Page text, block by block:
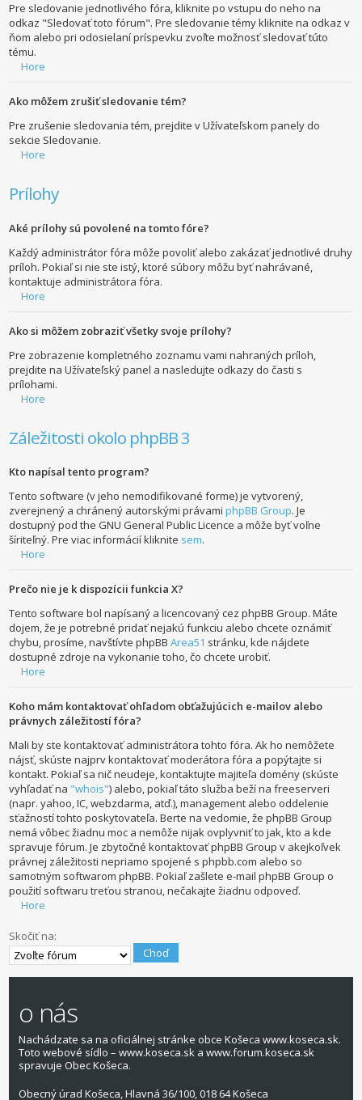
Pre sledovanie jednotlivého fóra, kliknite po vstupu do neho na
odkaz "Sledovať toto fórum". Pre sledovanie témy kliknite na odkaz v
ňom alebo pri odosielaní príspevku zvoľte možnosť sledovať túto
tému.
Hore
Ako môžem zrušiť sledovanie tém?
Pre zrušenie sledovania tém, prejdite v Užívateľskom panely do
sekcie Sledovanie.
Hore
Prílohy
Aké prílohy sú povolené na tomto fóre?
Každý administrátor fóra môže povoliť alebo zakázať jednotlivé druhy
príloh. Pokiaľ si nie ste istý, ktoré súbory môžu byť nahrávané,
kontaktuje administrátora fóra.
Hore
Ako si môžem zobraziť všetky svoje prílohy?
Pre zobrazenie kompletného zoznamu vami nahraných príloh,
prejdite na Užívateľský panel a nasledujte odkazy do časti s
prílohami.
Hore
Záležitosti okolo phpBB 3
Kto napísal tento program?
Tento software (v jeho nemodifikované forme) je vytvorený,
zverejnený a chránený autorskými právamiphpBB Group. Je
dostupný pod the GNU General Public Licence a môže byť voľne
šíriteľný. Pre viac informácií kliknite sem.
Hore
Prečo nie je k dispozícii funkcia X?
Tento software bol napísaný a licencovaný cez phpBB Group. Máte
dojem, že je potrebné pridať nejakú funkciu alebo chcete oznámiť
chybu, prosíme, navštívte phpBBArea51 stránku, kde nájdete
dostupné zdroje na vykonanie toho, čo chcete urobiť.
Hore
Koho mám kontaktovať ohľadom obťažujúcich e-mailov alebo
právnych záležitostí fóra?
Mali by ste kontaktovať administrátora tohto fóra. Ak ho nemôžete
nájsť, skúste najprv kontaktovať moderátora fóra a popýtajte si
kontakt. Pokiaľ sa nič neudeje, kontaktujte majiteľa domény (skúste
vyhľadať na "whois") alebo, pokiaľ táto služba beží na freeserveri
(napr. yahoo, IC, webzdarma, atď.), management alebo oddelenie
sťažností tohto poskytovateľa. Berte na vedomie, že phpBB Group
nemá vôbec žiadnu moc a nemôže nijak ovplyvniť to jak, kto a kde
spravuje fórum. Je zbytočné kontaktovať phpBB Group v akejkoľvek
právnej záležitosti nepriamo spojené s phpbb.com alebo so
samotným softwarom phpBB. Pokiaľ zašlete e-mail phpBB Group o
použití softwaru treťou stranou, nečakajte žiadnu odpoveď.
Hore
Skočiť na:
o nás
Nachádzate sa na oficiálnej stránke obce Košeca www.koseca.sk.
Toto webové sídlo – www.koseca.sk a www.forum.koseca.sk
spravuje Obec Košeca.
Obecný úrad Košeca, Hlavná 36/100, 018 64 Košeca